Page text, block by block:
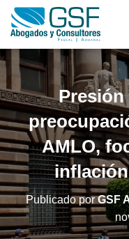
Presión
AMLO,
Publicado porGSF